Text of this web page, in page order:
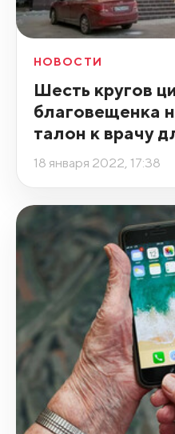
НОВОСТИ
Шесть кругов
благовещенка
талон к врачу
18 января 2022, 17:38